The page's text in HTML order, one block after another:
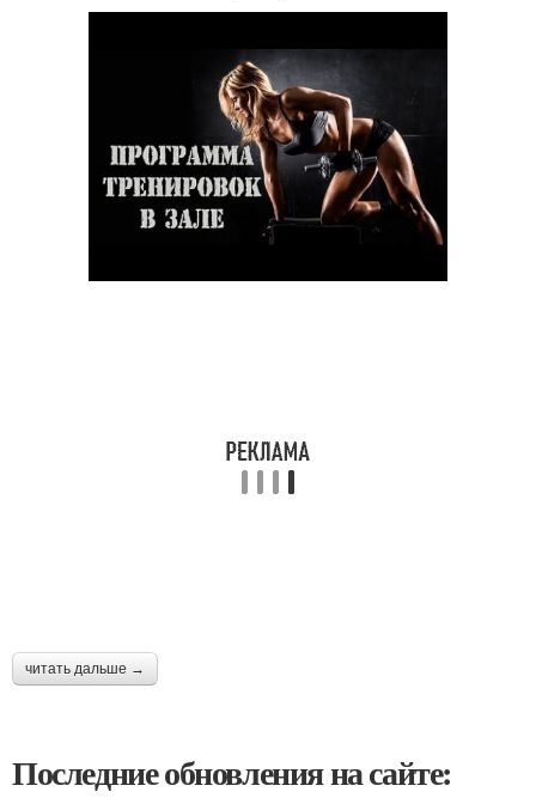
читать дальше →
Последние обновления на сайте: